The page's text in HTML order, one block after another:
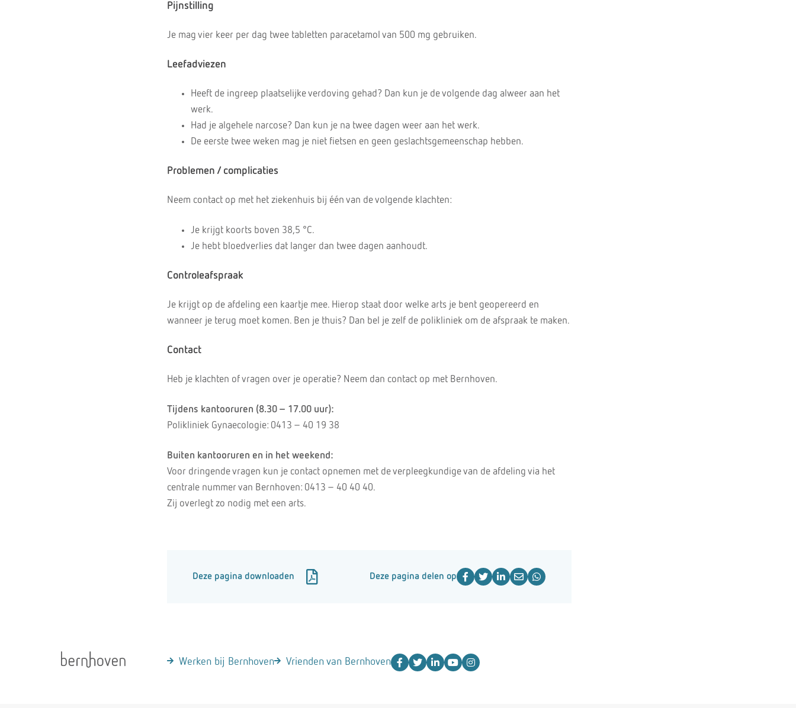
Pijnstilling
Je mag vier keer per dag twee tabletten paracetamol van 500 mg gebruiken.
Leefadviezen
Heeft de ingreep plaatselijke verdoving gehad? Dan kun je de volgende dag alweer aan het
werk.
Had je algehele narcose? Dan kun je na twee dagen weer aan het werk.
De eerste twee weken mag je niet fietsen en geen geslachtsgemeenschap hebben.
Problemen / complicaties
Neem contact op met het ziekenhuis bij één van de volgende klachten:
Je krijgt koorts boven 38,5 °C.
Je hebt bloedverlies dat langer dan twee dagen aanhoudt.
Controleafspraak
Je krijgt op de afdeling een kaartje mee. Hierop staat door welke arts je bent geopereerd en
wanneer je terug moet komen. Ben je thuis? Dan bel je zelf de polikliniek om de afspraak te maken.
Contact
Heb je klachten of vragen over je operatie? Neem dan contact op met Bernhoven.
Tijdens kantooruren (8.30 – 17.00 uur):
Polikliniek Gynaecologie: 0413 – 40 19 38
Buiten kantooruren en in het weekend:
Voor dringende vragen kun je contact opnemen met de verpleegkundige van de afdeling via het
centrale nummer van Bernhoven: 0413 – 40 40 40.
Zij overlegt zo nodig met een arts.
Deze pagina downloaden Deze pagina delen op
Werken bij Bernhoven Vrienden van Bernhoven